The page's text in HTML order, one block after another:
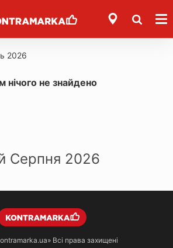
2026
не знайдено
Серпня 2026
Всі права захищені